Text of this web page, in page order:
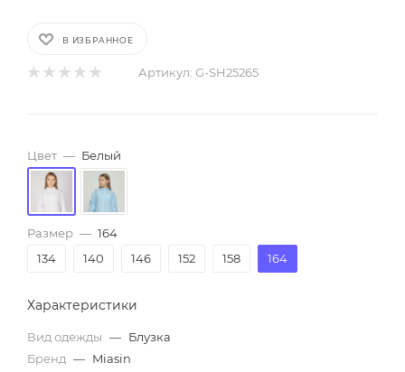
В ИЗБРАННОЕ
Артикул: G-SH25265
Цвет — Белый
Размер — 164
134
140 146 152 158 164
Характеристики
Вид одежды — Блузка
Бренд — Miasin